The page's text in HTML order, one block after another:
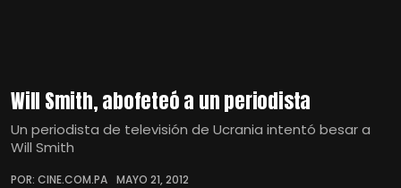
Will Smith, abofeteó a un periodista
Un periodista de televisión de Ucrania intentó besar a
Will Smith
POR: CINE.COM.PA MAYO 21, 2012